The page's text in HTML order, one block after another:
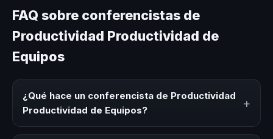
FAQ sobre conferencistas de
Productividad Productividad de
Equipos
¿Qué hace un conferencista de Productividad
Productividad de Equipos?
+